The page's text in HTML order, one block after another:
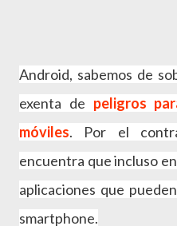
Android, sabemos de
exenta de peligros
móviles. Por el
encuentra que incluso
aplicaciones que
smartphone.